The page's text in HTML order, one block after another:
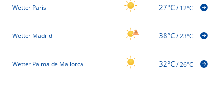
Wetter Paris 27°C/12°C
Wetter Madrid 38°C/23°C
Wetter Palma de Mallorca 32°C/26°C